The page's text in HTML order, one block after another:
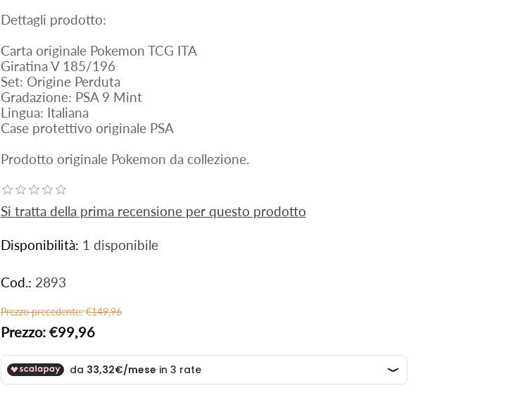
Dettagli prodotto:
Carta originale Pokemon TCG ITA
Giratina V 185/196
Set: Origine Perduta
Gradazione: PSA 9 Mint
Lingua: Italiana
Case protettivo originale PSA
Prodotto originale Pokemon da collezione.
Si tratta della prima recensione per questo prodotto
Disponibilità: 1 disponibile
Cod.: 2893
Prezzo precedente: €149,96
Prezzo: €99,96